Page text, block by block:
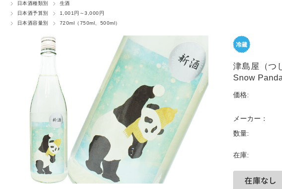
日本酒種類別
生酒
日本酒予算別
1,001円～3,000円
日本酒容量別
720ml（750ml、500ml）
津島屋（つ
Snow
価格:
メーカー：
数量:
在庫: